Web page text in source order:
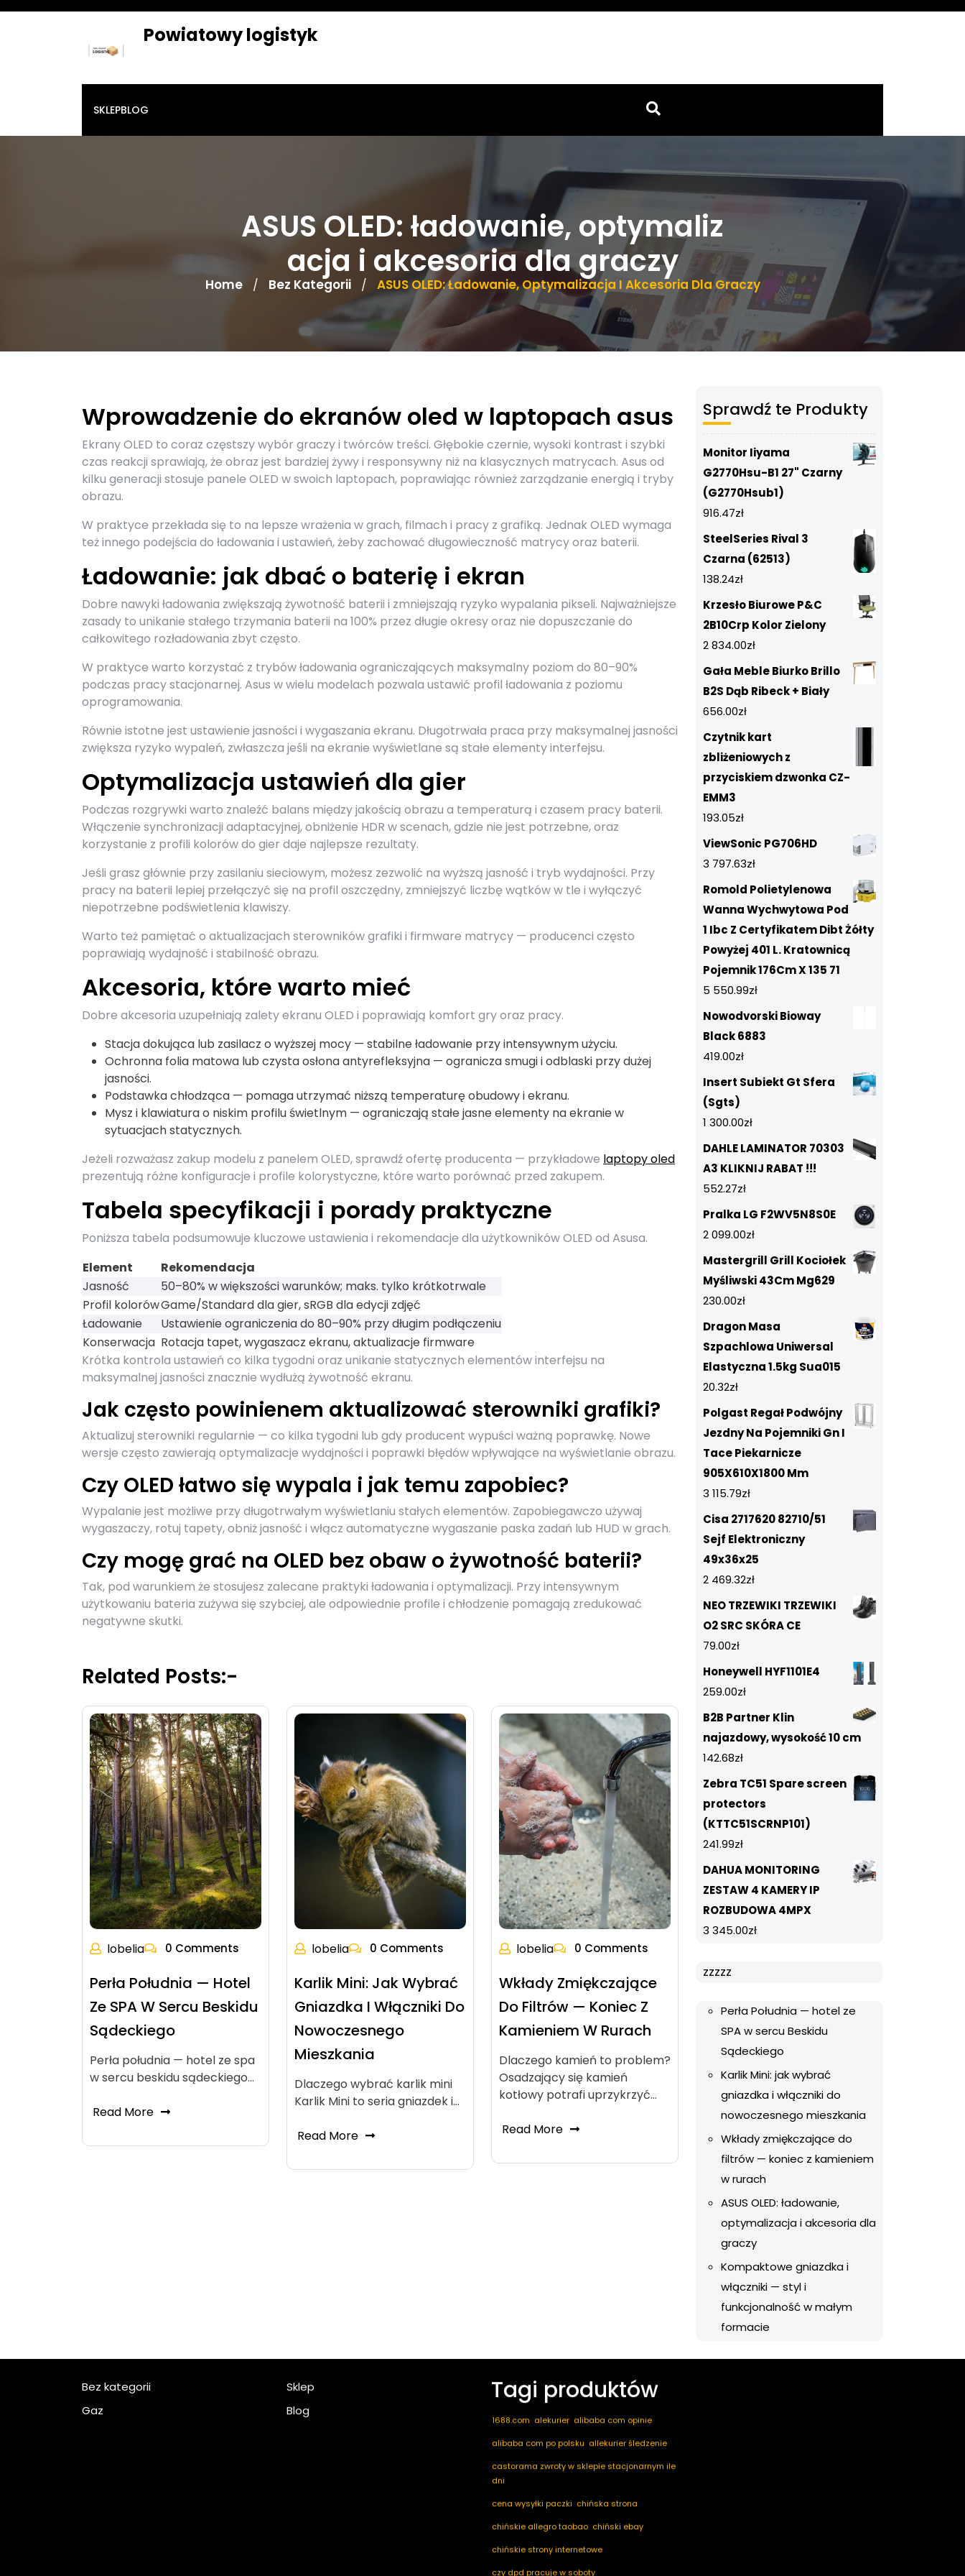
Skip
Powiatowy logistyk
SKLEPBLOG
ASUS OLED: ładowanie, optymaliz
acja i akcesoria dla graczy
Home / Bez Kategorii / ASUS OLED: Ładowanie, Optymalizacja I Akcesoria Dla Graczy
Wprowadzenie do ekranów oled w laptopach asus
Ekrany OLED to coraz częstszy wybór graczy i twórców treści. Głębokie czernie, wysoki kontrast i szybki
czas reakcji sprawiają, że obraz jest bardziej żywy i responsywny niż na klasycznych matrycach. Asus od
kilku generacji stosuje panele OLED w swoich laptopach, poprawiając również zarządzanie energią i tryby
obrazu.
W praktyce przekłada się to na lepsze wrażenia w grach, filmach i pracy z grafiką. Jednak OLED wymaga
też innego podejścia do ładowania i ustawień, żeby zachować długowieczność matrycy oraz baterii.
Ładowanie: jak dbać o baterię i ekran
Dobre nawyki ładowania zwiększają żywotność baterii i zmniejszają ryzyko wypalania pikseli. Najważniejsze
zasady to unikanie stałego trzymania baterii na 100% przez długie okresy oraz nie dopuszczanie do
całkowitego rozładowania zbyt często.
W praktyce warto korzystać z trybów ładowania ograniczających maksymalny poziom do 80–90%
podczas pracy stacjonarnej. Asus w wielu modelach pozwala ustawić profil ładowania z poziomu
oprogramowania.
Równie istotne jest ustawienie jasności i wygaszania ekranu. Długotrwała praca przy maksymalnej jasności
zwiększa ryzyko wypaleń, zwłaszcza jeśli na ekranie wyświetlane są stałe elementy interfejsu.
Optymalizacja ustawień dla gier
Podczas rozgrywki warto znaleźć balans między jakością obrazu a temperaturą i czasem pracy baterii.
Włączenie synchronizacji adaptacyjnej, obniżenie HDR w scenach, gdzie nie jest potrzebne, oraz
korzystanie z profili kolorów do gier daje najlepsze rezultaty.
Jeśli grasz głównie przy zasilaniu sieciowym, możesz zezwolić na wyższą jasność i tryb wydajności. Przy
pracy na baterii lepiej przełączyć się na profil oszczędny, zmniejszyć liczbę wątków w tle i wyłączyć
niepotrzebne podświetlenia klawiszy.
Warto też pamiętać o aktualizacjach sterowników grafiki i firmware matrycy — producenci często
poprawiają wydajność i stabilność obrazu.
Akcesoria, które warto mieć
Dobre akcesoria uzupełniają zalety ekranu OLED i poprawiają komfort gry oraz pracy.
Stacja dokująca lub zasilacz o wyższej mocy — stabilne ładowanie przy intensywnym użyciu.
Ochronna folia matowa lub czysta osłona antyrefleksyjna — ogranicza smugi i odblaski przy dużej
jasności.
Podstawka chłodząca — pomaga utrzymać niższą temperaturę obudowy i ekranu.
Mysz i klawiatura o niskim profilu świetlnym — ograniczają stałe jasne elementy na ekranie w
sytuacjach statycznych.
Jeżeli rozważasz zakup modelu z panelem OLED, sprawdź ofertę producenta — przykładowe laptopy oled
prezentują różne konfiguracje i profile kolorystyczne, które warto porównać przed zakupem.
Tabela specyfikacji i porady praktyczne
Poniższa tabela podsumowuje kluczowe ustawienia i rekomendacje dla użytkowników OLED od Asusa.
Element
Rekomendacja
Jasność
50–80% w większości warunków; maks. tylko krótkotrwale
Profil kolorówGame/Standard dla gier, sRGB dla edycji zdjęć
Ładowanie
Ustawienie ograniczenia do 80–90% przy długim podłączeniu
Konserwacja Rotacja tapet, wygaszacz ekranu, aktualizacje firmware
Krótka kontrola ustawień co kilka tygodni oraz unikanie statycznych elementów interfejsu na
maksymalnej jasności znacznie wydłużą żywotność ekranu.
Jak często powinienem aktualizować sterowniki grafiki?
Aktualizuj sterowniki regularnie — co kilka tygodni lub gdy producent wypuści ważną poprawkę. Nowe
wersje często zawierają optymalizacje wydajności i poprawki błędów wpływające na wyświetlanie obrazu.
Czy OLED łatwo się wypala i jak temu zapobiec?
Wypalanie jest możliwe przy długotrwałym wyświetlaniu stałych elementów. Zapobiegawczo używaj
wygaszaczy, rotuj tapety, obniż jasność i włącz automatyczne wygaszanie paska zadań lub HUD w grach.
Czy mogę grać na OLED bez obaw o żywotność baterii?
Tak, pod warunkiem że stosujesz zalecane praktyki ładowania i optymalizacji. Przy intensywnym
użytkowaniu bateria zużywa się szybciej, ale odpowiednie profile i chłodzenie pomagają zredukować
negatywne skutki.
Related Posts:-
lobelia 0 Comments
Perła Południa — Hotel
Ze SPA W Sercu Beskidu
Sądeckiego
Perła południa — hotel ze spa
w sercu beskidu sądeckiego…
Read More
lobelia 0 Comments
Karlik Mini: Jak Wybrać
Gniazdka I Włączniki Do
Nowoczesnego
Mieszkania
Dlaczego wybrać karlik mini
Karlik Mini to seria gniazdek i…
Read More
lobelia 0 Comments
Wkłady Zmiękczające
Do Filtrów — Koniec Z
Kamieniem W Rurach
Dlaczego kamień to problem?
Osadzający się kamień
kotłowy potrafi uprzykrzyć…
Read More
Sprawdź te Produkty
Monitor Iiyama
G2770Hsu-B1 27" Czarny
(G2770Hsub1)
916.47zł
SteelSeries Rival 3
Czarna (62513)
138.24zł
Krzesło Biurowe P&C
2B10Crp Kolor Zielony
2 834.00zł
Gała Meble Biurko Brillo
B2S Dąb Ribeck + Biały
656.00zł
Czytnik kart
zbliżeniowych z
przyciskiem dzwonka CZ-
EMM3
193.05zł
ViewSonic PG706HD
3 797.63zł
Romold Polietylenowa
Wanna Wychwytowa Pod
1 Ibc Z Certyfikatem Dibt Żółty
Powyżej 401 L. Kratownicą
Pojemnik 176Cm X 135 71
5 550.99zł
Nowodvorski Bioway
Black 6883
419.00zł
Insert Subiekt Gt Sfera
(Sgts)
1 300.00zł
DAHLE LAMINATOR 70303
A3 KLIKNIJ RABAT !!!
552.27zł
Pralka LG F2WV5N8S0E
2 099.00zł
Mastergrill Grill Kociołek
Myśliwski 43Cm Mg629
230.00zł
Dragon Masa
Szpachlowa Uniwersal
Elastyczna 1.5kg Sua015
20.32zł
Polgast Regał Podwójny
Jezdny Na Pojemniki Gn I
Tace Piekarnicze
905X610X1800 Mm
3 115.79zł
Cisa 2717620 82710/51
Sejf Elektroniczny
49x36x25
2 469.32zł
NEO TRZEWIKI TRZEWIKI
O2 SRC SKÓRA CE
79.00zł
Honeywell HYF1101E4
259.00zł
B2B Partner Klin
najazdowy, wysokość 10 cm
142.68zł
Zebra TC51 Spare screen
protectors
(KTTC51SCRNP101)
241.99zł
DAHUA MONITORING
ZESTAW 4 KAMERY IP
ROZBUDOWA 4MPX
3 345.00zł
zzzzz
Perła Południa — hotel ze
SPA w sercu Beskidu
Sądeckiego
Karlik Mini: jak wybrać
gniazdka i włączniki do
nowoczesnego mieszkania
Wkłady zmiękczające do
filtrów — koniec z kamieniem
w rurach
ASUS OLED: ładowanie,
optymalizacja i akcesoria dla
graczy
Kompaktowe gniazdka i
włączniki — styl i
funkcjonalność w małym
formacie
Bez kategorii
Gaz
Sklep
Blog
Tagi produktów
1688.com alekurier alibaba com opinie
alibaba com po polsku allekurier śledzenie
castorama zwroty w sklepie stacjonarnym ile
dni
cena wysyłki paczki chińska strona
chińskie allegro taobao chiński ebay
chińskie strony internetowe
czy dpd pracuje w soboty